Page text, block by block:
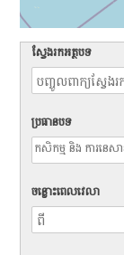
ស្វែងរកអត្ថបទ
ប្រធានបទ
ចន្លោះពេលវេលា